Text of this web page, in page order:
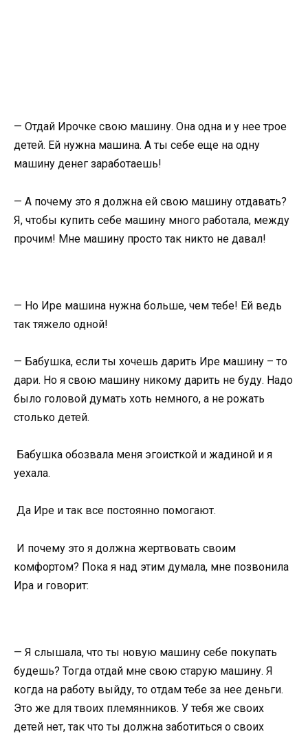
— Отдай Ирочке свою машину. Она одна и у нее трое
детей. Ей нужна машина. А ты себе еще на одну
машину денег заработаешь!
— А почему это я должна ей свою машину отдавать?
Я, чтобы купить себе машину много работала, между
прочим! Мне машину просто так никто не давал!
— Но Ире машина нужна больше, чем тебе! Ей ведь
так тяжело одной!
— Бабушка, если ты хочешь дарить Ире машину – то
дари. Но я свою машину никому дарить не буду. Надо
было головой думать хоть немного, а не рожать
столько детей.
Бабушка обозвала меня эгоисткой и жадиной и я
уехала.
Да Ире и так все постоянно помогают.
И почему это я должна жертвовать своим
комфортом? Пока я над этим думала, мне позвонила
Ира и говорит:
— Я слышала, что ты новую машину себе покупать
будешь? Тогда отдай мне свою старую машину. Я
когда на работу выйду, то отдам тебе за нее деньги.
Это же для твоих племянников. У тебя же своих
детей нет, так что ты должна заботиться о своих